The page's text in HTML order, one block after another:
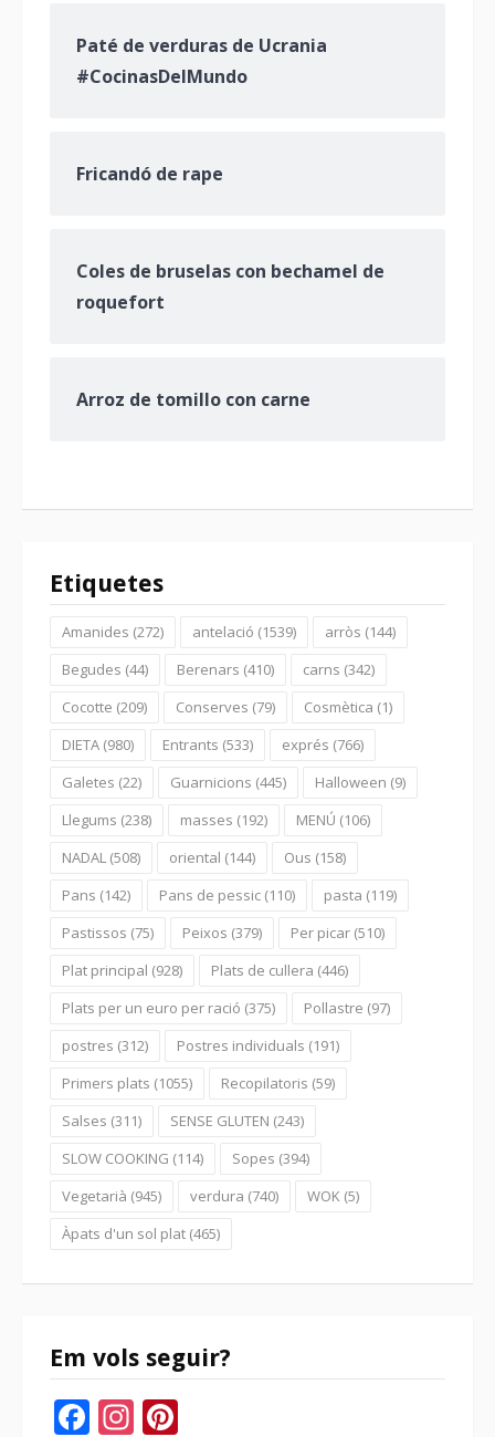
Paté de verduras de Ucrania
#CocinasDelMundo
Fricandó de rape
Coles de bruselas con bechamel de
roquefort
Arroz de tomillo con carne
Etiquetes
Amanides (272) antelació (1539) arròs (144)
Begudes (44) Berenars (410) carns (342)
Cocotte (209) Conserves (79) Cosmètica (1)
DIETA (980) Entrants (533) exprés (766)
Galetes (22) Guarnicions (445) Halloween (9)
Llegums (238) masses (192) MENÚ (106)
NADAL (508) oriental (144) Ous (158)
Pans (142) Pans de pessic (110) pasta (119)
Pastissos (75) Peixos (379) Per picar (510)
Plat principal (928) Plats de cullera (446)
Plats per un euro per ració (375) Pollastre (97)
postres (312) Postres individuals (191)
Primers plats (1055) Recopilatoris (59)
Salses (311) SENSE GLUTEN (243)
SLOW COOKING (114) Sopes (394)
Vegetarià (945) verdura (740) WOK (5)
Àpats d'un sol plat (465)
Em vols seguir?
Facebook
Instagram